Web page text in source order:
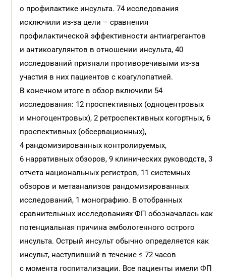
о профилактике инсульта. 74 исследования
исключили из-за цели – сравнения
профилактической эффективности антиагрегантов
и антикоагулянтов в отношении инсульта, 40
исследований признали противоречивыми из-за
участия в них пациентов с коагулопатией.
В конечном итоге в обзор включили 54
исследования: 12 проспективных (одноцентровых
и многоцентровых), 2 ретроспективных когортных, 6
проспективных (обсервационных),
4 рандомизированных контролируемых,
6 нарративных обзоров, 9 клинических руководств, 3
отчета национальных регистров, 11 системных
обзоров и метаанализов рандомизированных
исследований, 1 монографию. В отобранных
сравнительных исследованиях ФП обозначалась как
потенциальная причина эмбологенного острого
инсульта. Острый инсульт обычно определяется как
инсульт, наступивший в течение ≤ 72 часов
с момента госпитализации. Все пациенты имели ФП